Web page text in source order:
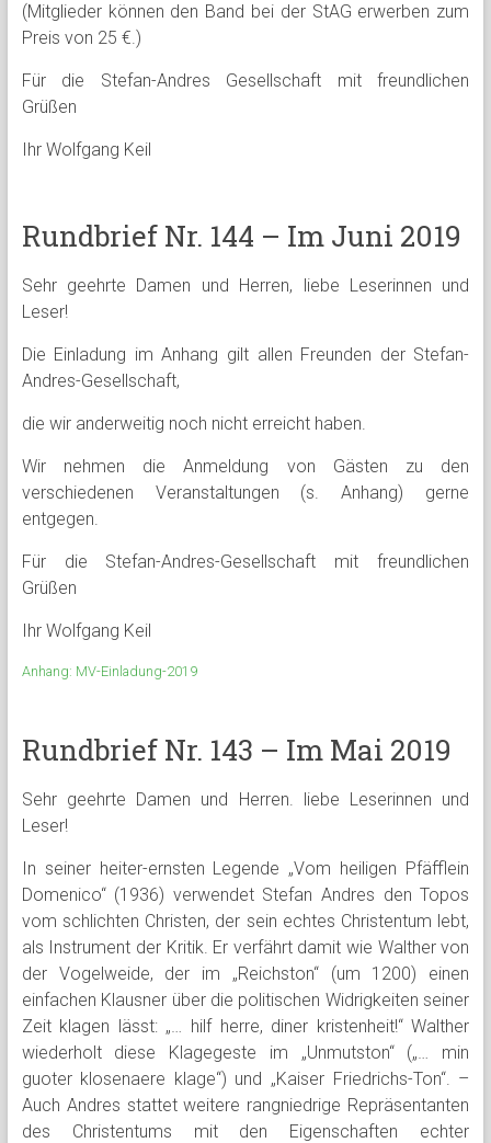
(Mitglieder können den Band bei der StAG erwerben zum
Preis von 25 €.)
Für die Stefan-Andres Gesellschaft mit freundlichen
Grüßen
Ihr Wolfgang Keil
Rundbrief Nr. 144 – Im Juni 2019
Sehr geehrte Damen und Herren, liebe Leserinnen und
Leser!
Die Einladung im Anhang gilt allen Freunden der Stefan-
Andres-Gesellschaft,
die wir anderweitig noch nicht erreicht haben.
Wir nehmen die Anmeldung von Gästen zu den
verschiedenen Veranstaltungen (s. Anhang) gerne
entgegen.
Für die Stefan-Andres-Gesellschaft mit freundlichen
Grüßen
Ihr Wolfgang Keil
Anhang: MV-Einladung-2019
Rundbrief Nr. 143 – Im Mai 2019
Sehr geehrte Damen und Herren. liebe Leserinnen und
Leser!
In seiner heiter-ernsten Legende „Vom heiligen Pfäfflein
Domenico“ (1936) verwendet Stefan Andres den Topos
vom schlichten Christen, der sein echtes Christentum lebt,
als Instrument der Kritik. Er verfährt damit wie Walther von
der Vogelweide, der im „Reichston“ (um 1200) einen
einfachen Klausner über die politischen Widrigkeiten seiner
Zeit klagen lässt: „… hilf herre, diner kristenheit!“ Walther
wiederholt diese Klagegeste im „Unmutston“ („… min
guoter klosenaere klage“) und „Kaiser Friedrichs-Ton“. –
Auch Andres stattet weitere rangniedrige Repräsentanten
des Christentums mit den Eigenschaften echter